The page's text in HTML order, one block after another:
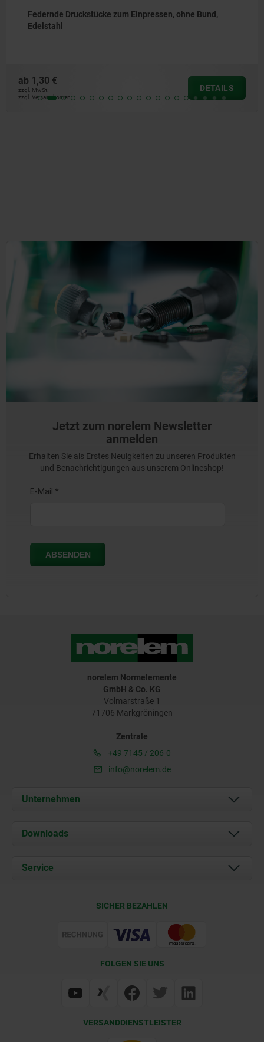
ohne Bund,
DETAILS
Federnde Druckstücke glatte
zzgl. Versandkosten
Jetzt zum norelem Newsletter
anmelden
Erhalten Sie als Erstes Neuigkeiten zu unseren Produkten
und Benachrichtigungen aus unserem Onlineshop!
norelem Normelemente
GmbH & Co. KG
Volmarstraße 1
71706 Markgröningen
Zentrale
+49 7145 / 206-0
info@norelem.de
Unternehmen
Über uns
Karriere
Downloads
Dokumente
Service
Web Support
SICHER BEZAHLEN
FOLGEN SIE UNS
VERSANDDIENSTLEISTER